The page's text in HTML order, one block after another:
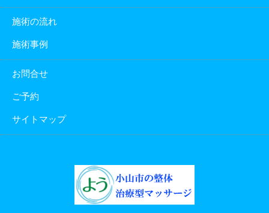
施術の流れ
施術事例
お問合せ
ご予約
サイトマップ